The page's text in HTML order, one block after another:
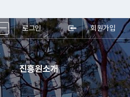
로그인 회원가입
진흥원소개